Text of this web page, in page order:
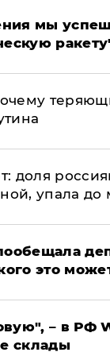
мы
доля
упала
это
– в РФ
склады